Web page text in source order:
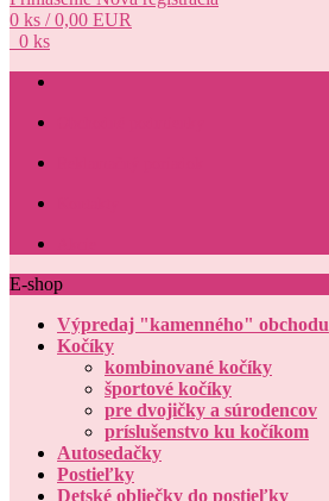
0 ks / 0,00 EUR
0 ks
E-shop
Výpredaj "kamenného" obchodu
Kočíky
kombinované kočíky
športové kočíky
pre dvojičky a súrodencov
príslušenstvo ku kočíkom
Autosedačky
Postieľky
Detské obliečky do postieľky